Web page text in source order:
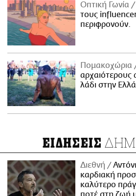
Οπτική Γωνία
τους
περιφρονούν.
Πομακοχώρια
αρχαιότερους
λάδι στην
ΕΙΔΗΣΕΙΣ
Διεθνή
καρδιακή
καλύτερο